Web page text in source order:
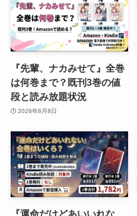
『先輩、ナカみせて』全巻
は何巻まで？既刊3巻の値
段と読み放題状況
2026年8月8日
『運命だけどあいいれな